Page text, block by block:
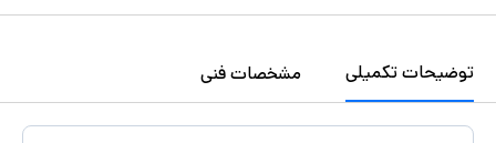
توضیحات تکمیلی مشخصات فنی